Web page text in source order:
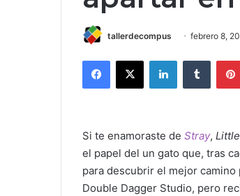
tallerdecompus febrero 8,
Si te enamoraste de Stray,
el papel del un gato que, tras
para descubrir el mejor
Double Dagger Studio, pero